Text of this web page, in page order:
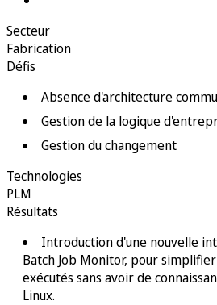
Secteur
Fabrication
Défis
Absence d'architecture
Gestion de la logique
Gestion du changement
Technologies
PLM
Résultats
Introduction d'une nouvelle
Batch Job Monitor, pour
exécutés sans avoir de
Linux.